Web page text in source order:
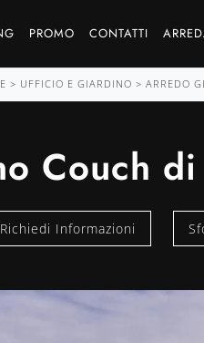
PROMO CONTATTI
> UFFICIO E GIARDINO > ARREDO
Couch
Richiedi Informazioni